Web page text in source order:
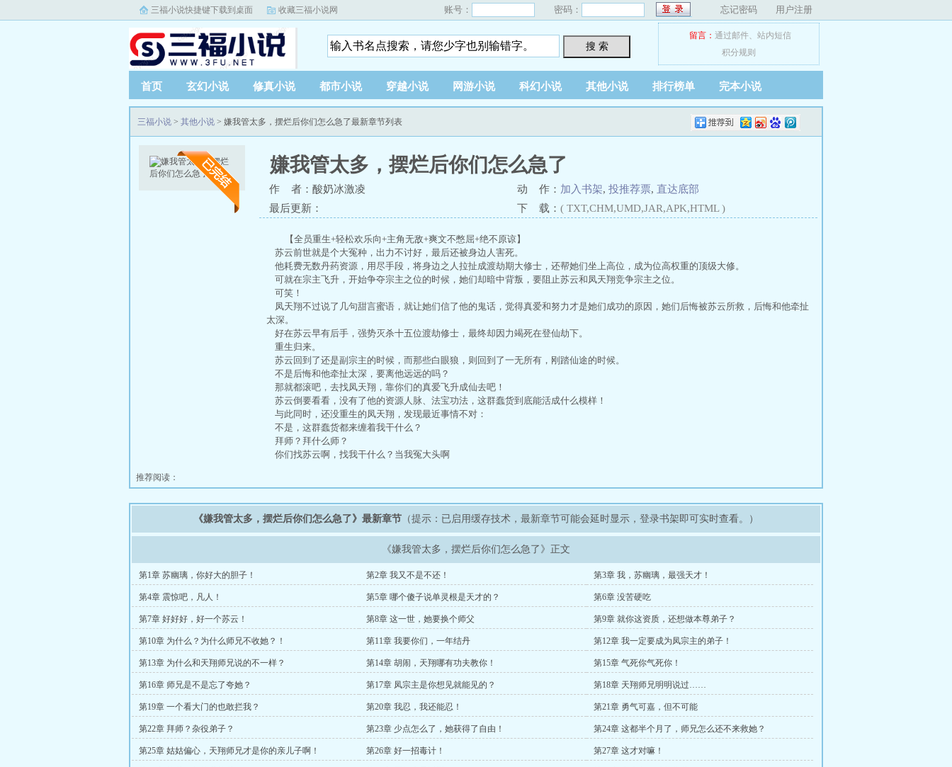
三福小说快捷键下载到桌面 收藏三福小说网 账号： 密码： 忘记密码 用户注册
搜 索
留言： 通过邮件、 站内短信
积分规则
首页 玄幻小说 修真小说 都市小说 穿越小说 网游小说 科幻小说 其他小说 排行榜单 完本小说
三福小说 > 其他小说 > 嫌我管太多，摆烂后你们怎么急了最新章节列表
嫌我管太多，摆烂后你们怎么急了
作 者：酸奶冰激凌 动 作： 加入书架, 投推荐票, 直达底部
最后更新：
下 载： ( TXT,CHM,UMD,JAR,APK,HTML )
【全员重生+轻松欢乐向+主角无敌+爽文不憋屈+绝不原谅】
苏云前世就是个大冤种，出力不讨好，最后还被身边人害死。
他耗费无数丹药资源，用尽手段，将身边之人拉扯成渡劫期大修士，还帮她们坐上高位，成为位高权重的顶级大修。
可就在宗主飞升，开始争夺宗主之位的时候，她们却暗中背叛，要阻止苏云和凤天翔竞争宗主之位。
可笑！
凤天翔不过说了几句甜言蜜语，就让她们信了他的鬼话，觉得真爱和努力才是她们成功的原因，她们后悔被苏云所救，后悔和他牵扯
太深。
好在苏云早有后手，强势灭杀十五位渡劫修士，最终却因力竭死在登仙劫下。
重生归来。
苏云回到了还是副宗主的时候，而那些白眼狼，则回到了一无所有，刚踏仙途的时候。
不是后悔和他牵扯太深，要离他远远的吗？
那就都滚吧，去找凤天翔，靠你们的真爱飞升成仙去吧！
苏云倒要看看，没有了他的资源人脉、法宝功法，这群蠢货到底能活成什么模样！
与此同时，还没重生的凤天翔，发现最近事情不对：
不是，这群蠢货都来缠着我干什么？
拜师？拜什么师？
你们找苏云啊，找我干什么？当我冤大头啊
推荐阅读：
《嫌我管太多，摆烂后你们怎么急了》最新章节 （提示：已启用缓存技术，最新章节可能会延时显示，登录书架即可实时查看。）
《嫌我管太多，摆烂后你们怎么急了》正文
第1章 苏幽璃，你好大的胆子！ 第2章 我又不是不还！ 第3章 我，苏幽璃，最强天才！
第4章 震惊吧，凡人！ 第5章 哪个傻子说单灵根是天才的？ 第6章 没苦硬吃
第7章 好好好，好一个苏云！ 第8章 这一世，她要换个师父 第9章 就你这资质，还想做本尊弟子？
第10章 为什么？为什么师兄不收她？！ 第11章 我要你们，一年结丹 第12章 我一定要成为凤宗主的弟子！
第13章 为什么和天翔师兄说的不一样？ 第14章 胡闹，天翔哪有功夫教你！ 第15章 气死你气死你！
第16章 师兄是不是忘了夸她？ 第17章 凤宗主是你想见就能见的？ 第18章 天翔师兄明明说过……
第19章 一个看大门的也敢拦我？ 第20章 我忍，我还能忍！ 第21章 勇气可嘉，但不可能
第22章 拜师？杂役弟子？ 第23章 少点怎么了，她获得了自由！ 第24章 这都半个月了，师兄怎么还不来救她？
第25章 姑姑偏心，天翔师兄才是你的亲儿子啊！ 第26章 好一招毒计！ 第27章 这才对嘛！